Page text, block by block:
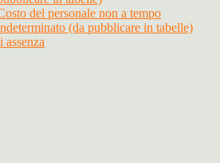
del personale non a tempo
(da pubblicare in tabelle)
assenza